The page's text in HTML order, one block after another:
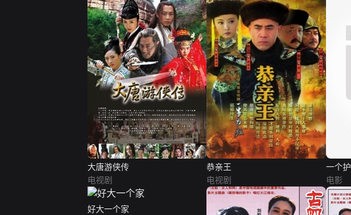
大唐游侠传
电视剧
恭亲王
电视剧
一个
电影
好大一个家